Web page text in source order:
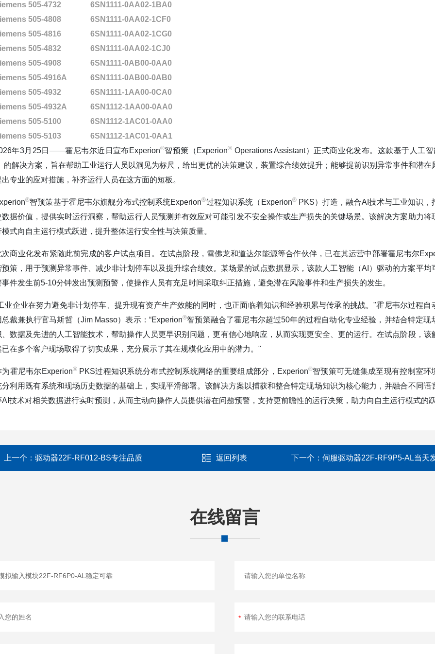
505-4732
6SN1111-0AA02-1BA0
505-4808
6SN1111-0AA02-1CF0
505-4816
6SN1111-0AA02-1CG0
505-4832
6SN1111-0AA02-1CJ0
505-4908
6SN1111-0AB00-0AA0
505-4916A
6SN1111-0AB00-0AB0
505-4932
6SN1111-1AA00-0CA0
505-4932A
6SN1112-1AA00-0AA0
505-5100
6SN1112-1AC01-0AA0
505-5103
6SN1112-1AC01-0AA1
年3月25日——霍尼韦尔近日宣布Experion®️智预策（Experion®️ Operations Assistant）正式商业化发布。这款基于人工
的解决方案，旨在帮助工业运行人员以洞见为标尺，给出更优的决策建议，装置综合绩效提升；能够提前识别异常事件和潜在
出专业的应对措施，补齐运行人员在这方面的短板。
®️智预策基于霍尼韦尔旗舰分布式控制系统Experion®️过程知识系统（Experion®️PKS）打造，融合AI技术与工业知识，
数据价值，提供实时运行洞察，帮助运行人员预测并有效应对可能引发不安全操作或生产损失的关键场景。该解决方案助力将
模式向自主运行模式跃进，提升整体运行安全性与决策质量。
次商业化发布紧随此前完成的客户试点项目。在试点阶段，雪佛龙和道达尔能源等合作伙伴，已在其运营中部署霍尼韦尔
预策，用于预测异常事件、减少非计划停车以及提升综合绩效。某场景的试点数据显示，该款人工智能（AI）驱动的方案平均
事件发生前5-10分钟发出预测预警，使操作人员有充足时间采取纠正措施，避免潜在风险事件和生产损失的发生。
业企业在努力避免非计划停车、提升现有资产生产效能的同时，也正面临着知识和经验积累与传承的挑战。"霍尼韦尔过程自
总裁兼执行官马斯哲（Jim Masso）表示：“Experion®️智预策融合了霍尼韦尔超过50年的过程自动化专业经验，并结合特定现
、数据及先进的人工智能技术，帮助操作人员更早识别问题，更有信心地响应，从而实现更安全、更的运行。在试点阶段，该
已在多个客户现场取得了切实成果，充分展示了其在规模化应用中的潜力。"
为霍尼韦尔Experion®️PKS过程知识系统分布式控制系统网络的重要组成部分，Experion®️智预策可无缝集成至现有控制室环
分利用既有系统和现场历史数据的基础上，实现平滑部署。该解决方案以捕获和整合特定现场知识为核心能力，并融合不同语
AI技术对相关数据进行实时预测，从而主动向操作人员提供潜在问题预警，支持更前瞻性的运行决策，助力向自主运行模式的
上一个： 驱动器22F-RF012-BS专注品质 返回列表 下一个： 伺服驱动器22F-RF9P5-AL当天
在线留言